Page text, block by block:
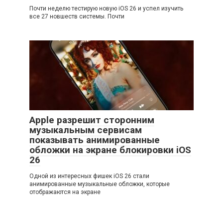
Почти неделю тестирую новую iOS 26 и успел изучить
все 27 новшеств системы. Почти
Apple разрешит сторонним
музыкальным сервисам
показывать анимированные
обложки на экране блокировки iOS
26
Одной из интересных фишек iOS 26 стали
анимированные музыкальные обложки, которые
отображаются на экране